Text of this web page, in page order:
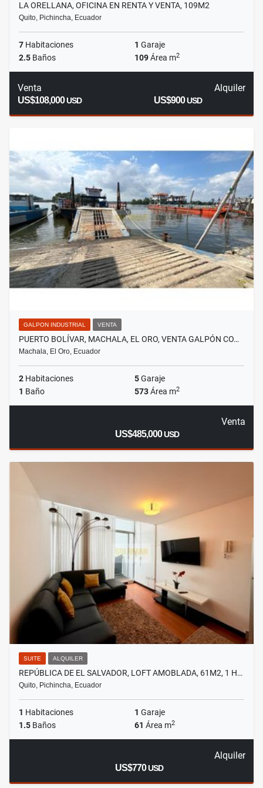
LA ORELLANA, OFICINA EN RENTA Y VENTA, 109M2
Quito, Pichincha, Ecuador
7 Habitaciones 1 Garaje
2.5 Baños 109Área m2
Venta
US$108,000USD
Alquiler
US$900USD
GALPON INDUSTRIAL VENTA
PUERTO BOLÍVAR, MACHALA, EL ORO, VENTA GALPÓN CO…
Machala, El Oro, Ecuador
2 Habitaciones 5Garaje
1 Baño 573Área m2
Venta
US$485,000USD
SUITE ALQUILER
REPÚBLICA DE EL SALVADOR, LOFT AMOBLADA, 61M2, 1 H…
Quito, Pichincha, Ecuador
1 Habitaciones 1 Garaje
1.5 Baños 61 Área m2
Alquiler
US$770USD